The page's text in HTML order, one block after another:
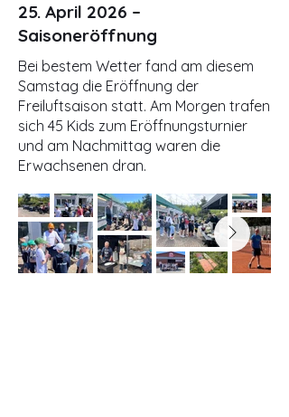
25. April 2026 –
Saisoneröffnung
Bei bestem Wetter fand am diesem
Samstag die Eröffnung der
Freiluftsaison statt. Am Morgen trafen
sich 45 Kids zum Eröffnungsturnier
und am Nachmittag waren die
Erwachsenen dran.